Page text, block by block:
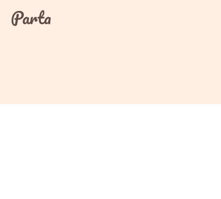
contentParta